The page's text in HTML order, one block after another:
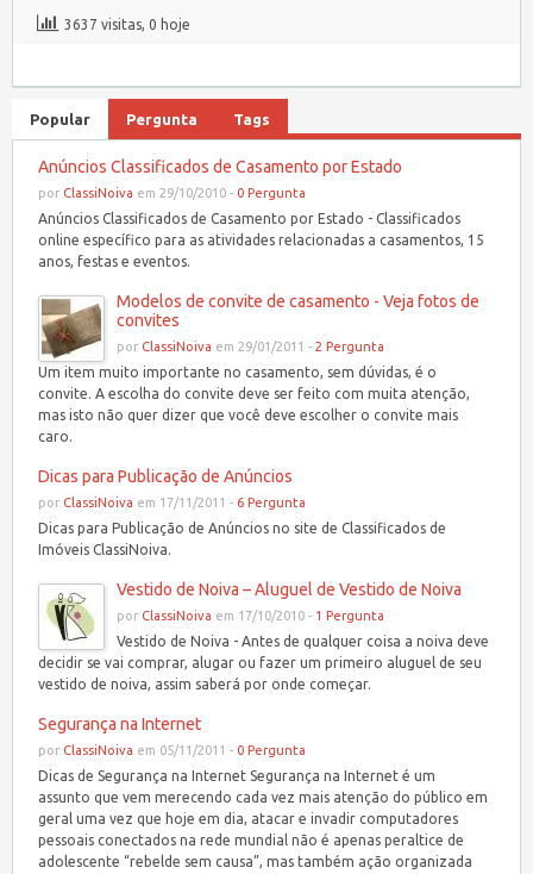
3637 visitas, 0 hoje
Popular Pergunta Tags
Anúncios Classificados de Casamento por Estado
por ClassiNoiva em 29/10/2010 - 0 Pergunta
Anúncios Classificados de Casamento por Estado - Classificados
online específico para as atividades relacionadas a casamentos, 15
anos, festas e eventos.
Modelos de convite de casamento - Veja fotos de
convites
por ClassiNoiva em 29/01/2011 - 2 Pergunta
Um item muito importante no casamento, sem dúvidas, é o
convite. A escolha do convite deve ser feito com muita atenção,
mas isto não quer dizer que você deve escolher o convite mais
caro.
Dicas para Publicação de Anúncios
por ClassiNoiva em 17/11/2011 - 6 Pergunta
Dicas para Publicação de Anúncios no site de Classificados de
Imóveis ClassiNoiva.
Vestido de Noiva – Aluguel de Vestido de Noiva
por ClassiNoiva em 17/10/2010 - 1 Pergunta
Vestido de Noiva - Antes de qualquer coisa a noiva deve
decidir se vai comprar, alugar ou fazer um primeiro aluguel de seu
vestido de noiva, assim saberá por onde começar.
Segurança na Internet
por ClassiNoiva em 05/11/2011 - 0 Pergunta
Dicas de Segurança na Internet Segurança na Internet é um
assunto que vem merecendo cada vez mais atenção do público em
geral uma vez que hoje em dia, atacar e invadir computadores
pessoais conectados na rede mundial não é apenas peraltice de
adolescente “rebelde sem causa”, mas também ação organizada